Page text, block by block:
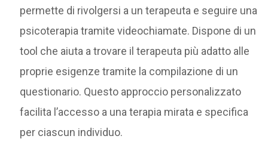
permette di rivolgersi a un terapeuta e seguire una
psicoterapia tramite videochiamate. Dispone di un
tool che aiuta a trovare il terapeuta più adatto alle
proprie esigenze tramite la compilazione di un
questionario. Questo approccio personalizzato
facilita l’accesso a una terapia mirata e specifica
per ciascun individuo.